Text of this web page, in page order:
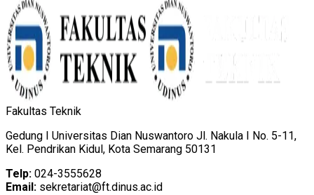
Fakultas Teknik
Gedung I Universitas Dian Nuswantoro Jl. Nakula I No. 5-11,
Kel. Pendrikan Kidul, Kota Semarang 50131
Telp: 024-3555628
Email: sekretariat@ft.dinus.ac.id